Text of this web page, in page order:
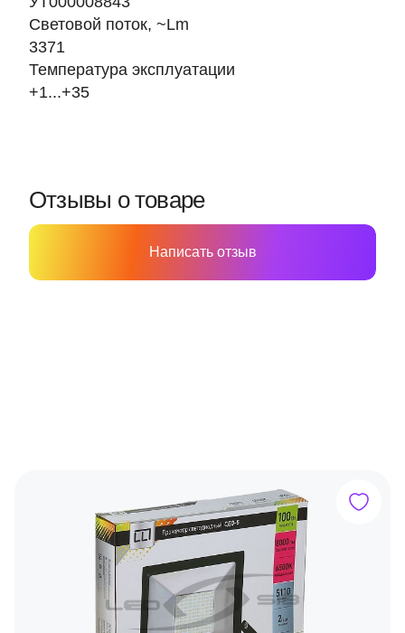
Световой поток, ~Lm
3371
Температура эксплуатации
+1...+35
Отзывы о товаре
Написать отзыв